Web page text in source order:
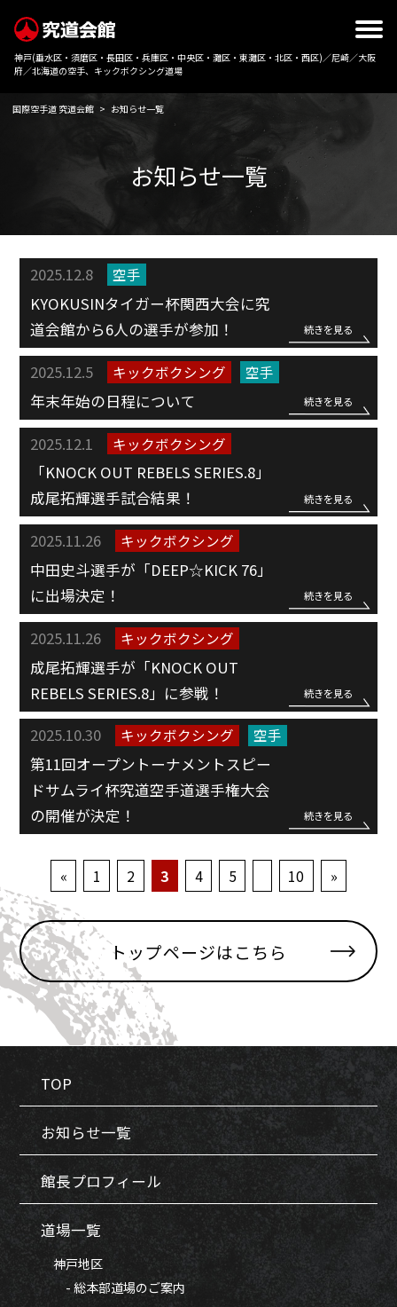
神戸(垂水区・須磨区・長田区・兵庫区・中央区・灘区・東灘区・北区・西区)／尼崎／大阪
府／北海道の空手、キックボクシング道場
国際空手道 究道会館 > お知らせ一覧
お知らせ一覧
2025.12.8 空手
KYOKUSINタイガー杯関西大会に究
道会館から6人の選手が参加！
続きを見る
2025.12.5 キックボクシング 空手
年末年始の日程について 続きを見る
2025.12.1 キックボクシング
「KNOCK OUT REBELS SERIES.8」
成尾拓輝選手試合結果！
続きを見る
2025.11.26 キックボクシング
中田史斗選手が「DEEP☆KICK 76」
に出場決定！
続きを見る
2025.11.26 キックボクシング
成尾拓輝選手が「KNOCK OUT
REBELS SERIES.8」に参戦！
続きを見る
2025.10.30 キックボクシング 空手
第11回オープントーナメントスピー
ドサムライ杯究道空手道選手権大会
の開催が決定！
続きを見る
« 1 2 3 4 5 10 »
トップページはこちら
TOP
お知らせ一覧
館長プロフィール
道場一覧
神戸地区
- 総本部道場のご案内